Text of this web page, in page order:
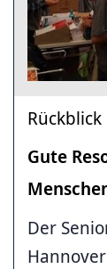
Rückblick
Gute
Der